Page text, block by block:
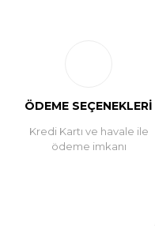
ÖDEME SEÇENEKLERİ
Kredi Kartı ve havale ile
ödeme imkanı